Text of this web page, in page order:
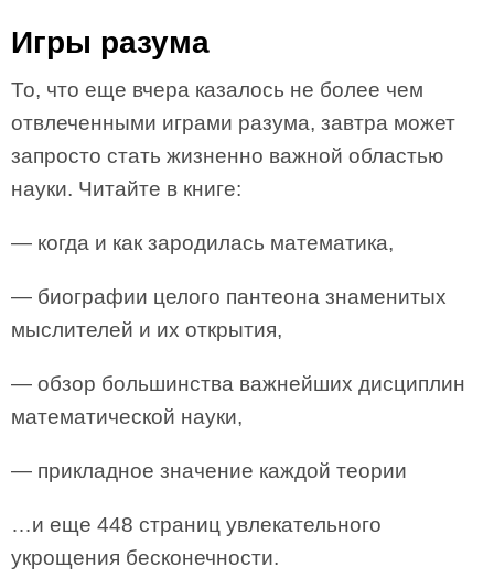
Игры разума
То, что еще вчера казалось не более чем
отвлеченными играми разума, завтра может
запросто стать жизненно важной областью
науки. Читайте в книге:
— когда и как зародилась математика,
— биографии целого пантеона знаменитых
мыслителей и их открытия,
— обзор большинства важнейших дисциплин
математической науки,
— прикладное значение каждой теории
…и еще 448 страниц увлекательного
укрощения бесконечности.